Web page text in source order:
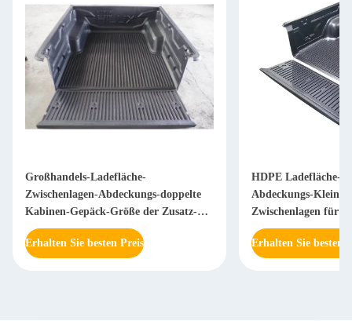
Großhandels-Ladefläche-
Zwischenlagen-Abdeckungs-doppelte
Kabinen-Gepäck-Größe der Zusatz-
4X4 für Hilux Revo
Erhalten Sie besten Preis
HDPE Ladefläche-
Abdeckungs-
Zwischenlagen für
Erhalten Sie besten